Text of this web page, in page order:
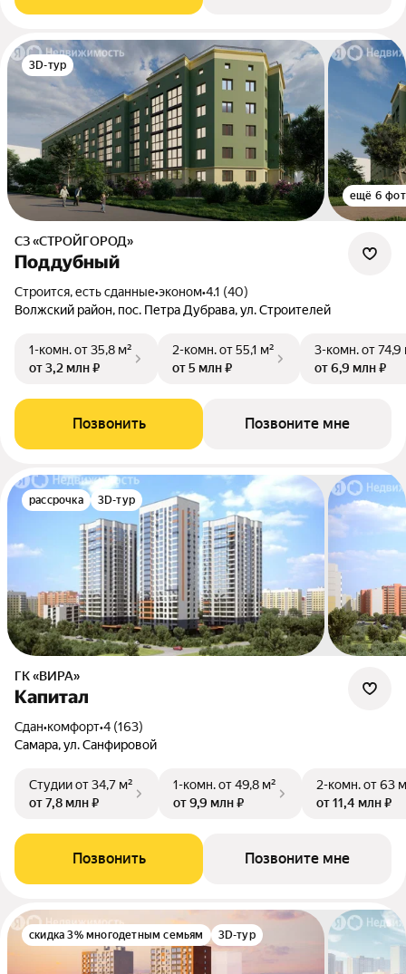
3D-тур
ещё 6
СЗ «СТРОЙГОРОД»
Поддубный
Строится, есть сданные•эконом•4.1 (40)
Волжский район, пос. Петра Дубрава, ул. Строителей
1-комн.от 35,8 м²
от 3,2 млн ₽
2-комн.от 55,1 м²
от 5 млн ₽
3-комн.от 74,9
от 6,9 млн ₽
Позвонить Позвоните мне
рассрочка 3D-тур
ГК «ВИРА»
Капитал
Сдан•комфорт•4 (163)
Самара, ул. Санфировой
Студииот 34,7 м²
от 7,8 млн ₽
1-комн.от 49,8 м²
от 9,9 млн ₽
2-комн.от 63
от 11,4 млн ₽
Позвонить Позвоните мне
скидка 3% многодетным семьям 3D-тур